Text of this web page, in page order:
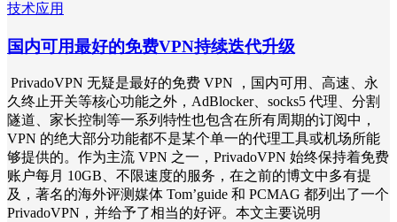
技术应用
国内可用最好的免费VPN持续迭代升级
PrivadoVPN 无疑是最好的免费 VPN ，国内可用、高速、永
久终止开关等核心功能之外，AdBlocker、socks5 代理、分割
隧道、家长控制等一系列特性也包含在所有周期的订阅中，
VPN 的绝大部分功能都不是某个单一的代理工具或机场所能
够提供的。作为主流 VPN 之一，PrivadoVPN 始终保持着免费
账户每月 10GB、不限速度的服务，在之前的博文中多有提
及，著名的海外评测媒体 Tom’guide 和 PCMAG 都列出了一个
PrivadoVPN，并给予了相当的好评。本文主要说明